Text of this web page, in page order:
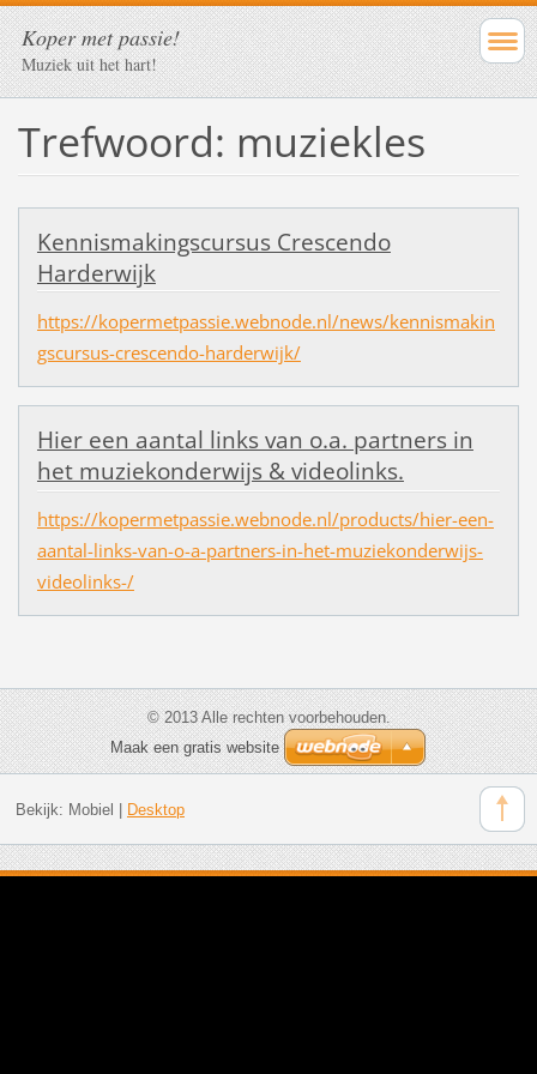
Koper met passie!
Muziek uit het hart!
Trefwoord: muziekles
Kennismakingscursus Crescendo
Harderwijk
https://kopermetpassie.webnode.nl/news/kennismakin
gscursus-crescendo-harderwijk/
Hier een aantal links van o.a. partners in
het muziekonderwijs & videolinks.
https://kopermetpassie.webnode.nl/products/hier-een-
aantal-links-van-o-a-partners-in-het-muziekonderwijs-
videolinks-/
© 2013 Alle rechten voorbehouden.
Maak een gratis website
Bekijk: Mobiel Desktop